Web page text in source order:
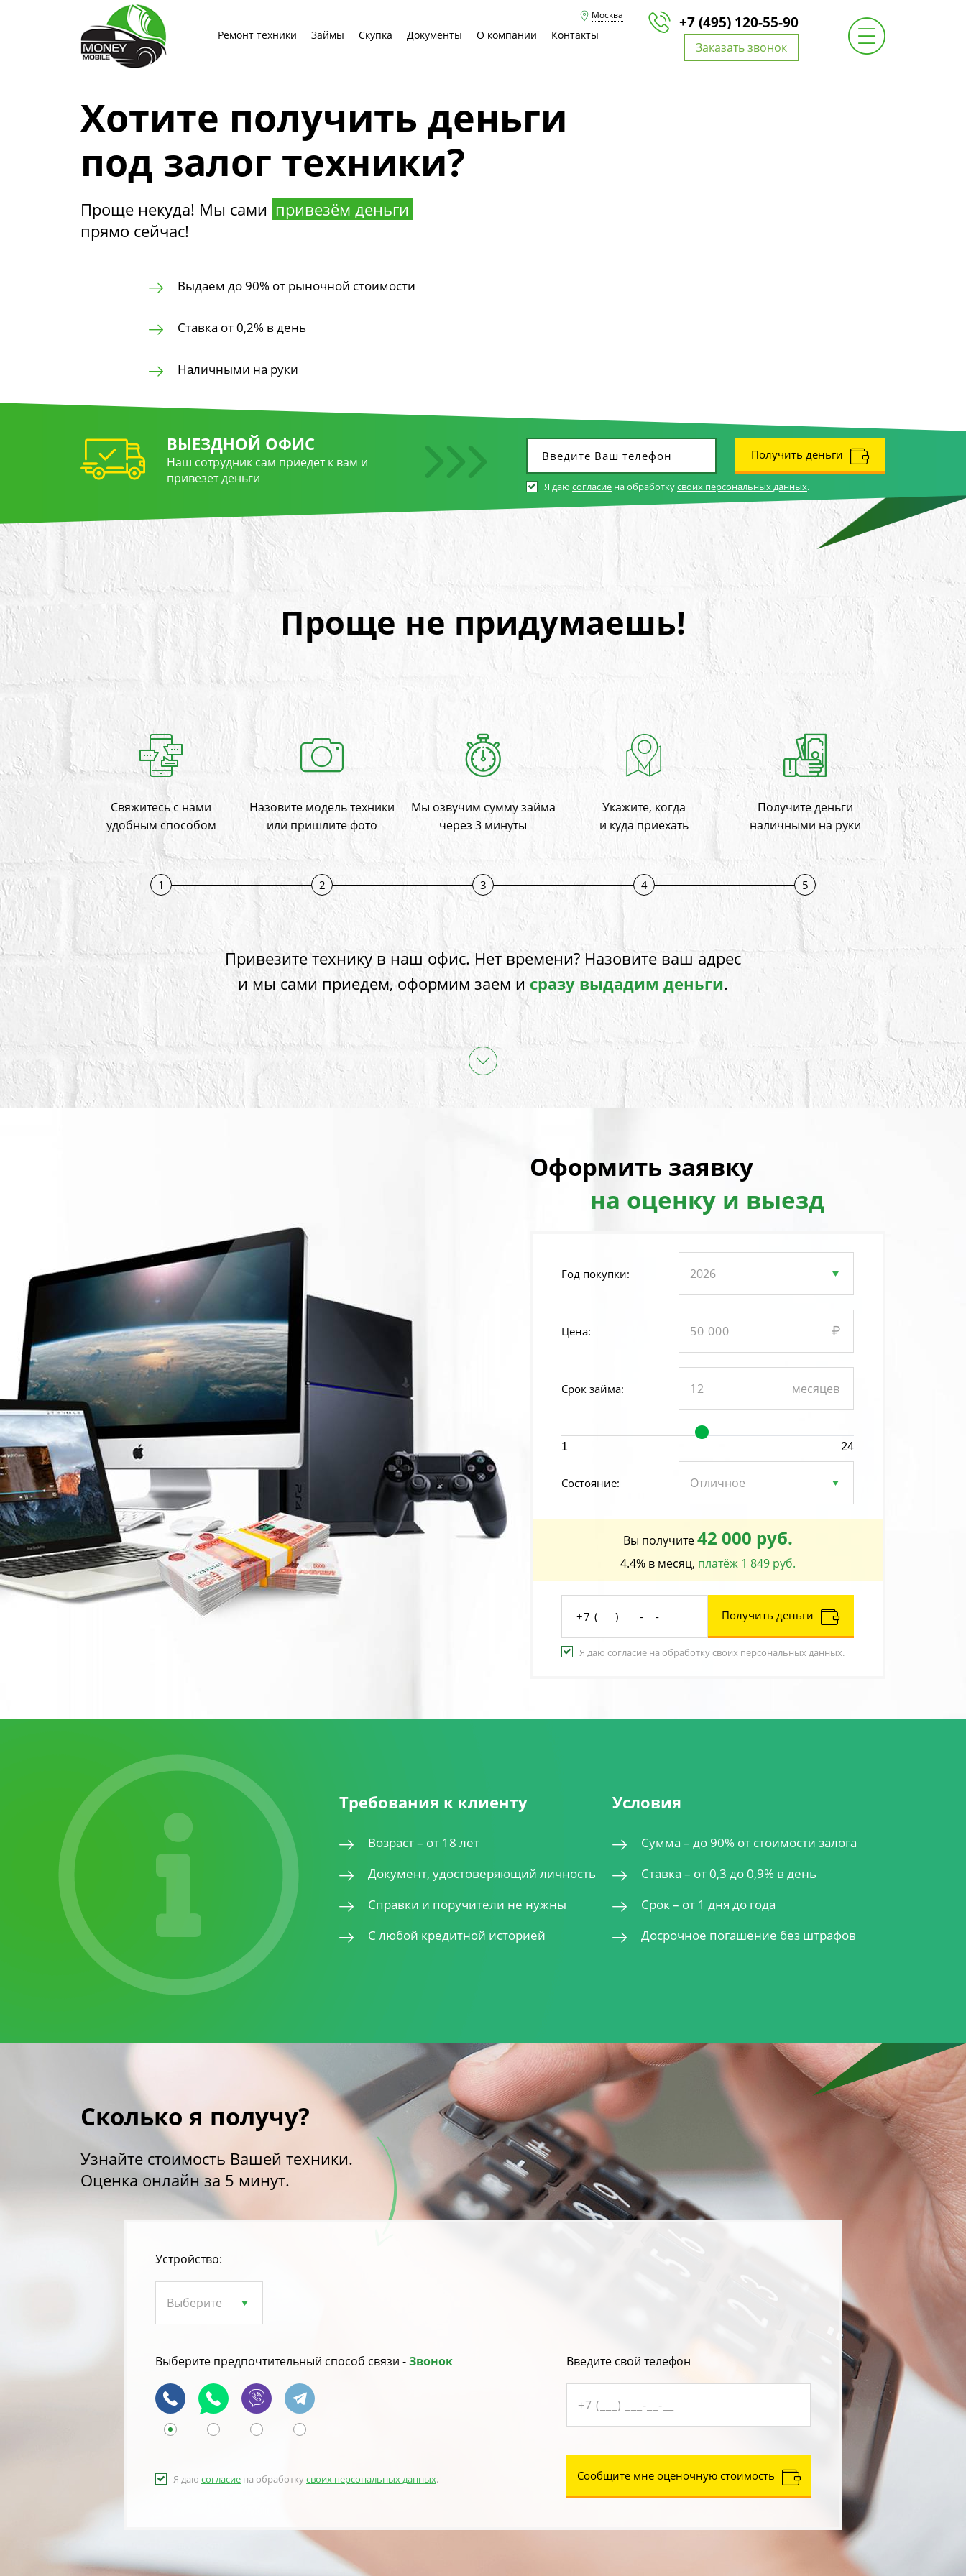
Ремонт техники Займы Скупка Документы О компании Контакты
+7 (495) 120-55-90
Заказать звонок
Москва
Хотите получить деньги
под залог техники?
Проще некуда! Мы сами привезём деньги
прямо сейчас!
Выдаем до 90% от рыночной стоимости
Ставка от 0,2% в день
Наличными на руки
ВЫЕЗДНОЙ ОФИС
Наш сотрудник сам приедет к вам и
привезет деньги
Получить деньги
Я даю согласие на обработкусвоих персональных данных.
Проще не придумаешь!
Свяжитесь с нами
удобным способом
1
Назовите модель техники
или пришлите фото
2
Мы озвучим сумму займа
через 3 минуты
3
Укажите, когда
и куда приехать
4
Получите деньги
наличными на руки
5
Привезите технику в наш офис. Нет времени? Назовите ваш адрес
и мы сами приедем, оформим заем исразу выдадим деньги.
Оформить заявку
на оценку и выезд
Год покупки:
Цена:
Срок займа:
1 24
Состояние:
Вы получите42 000 руб.
4.4% в месяц, платёж 1 849 руб.
Получить деньги
Я даю согласие на обработкусвоих персональных данных.
Требования к клиенту
Возраст – от 18 лет
Документ, удостоверяющий личность
Справки и поручители не нужны
С любой кредитной историей
Условия
Сумма – до 90% от стоимости залога
Ставка – от 0,3 до 0,9% в день
Срок – от 1 дня до года
Досрочное погашение без штрафов
Сколько я получу?
Узнайте стоимость Вашей техники.
Оценка онлайн за 5 минут.
Устройство:
Выберите предпочтительный способ связи -Звонок
Я даю согласие на обработкусвоих персональных данных.
Введите свой телефон
Сообщите мне оценочную стоимость